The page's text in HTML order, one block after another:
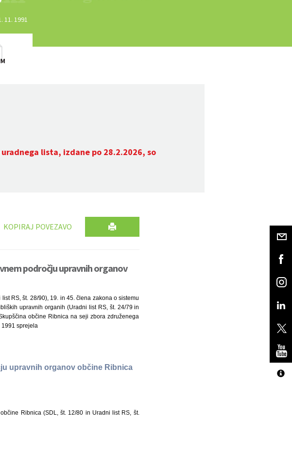
11. 1991
lista, izdane po 28.2.2026, so
KOPIRAJ POVEZAVO
področju upravnih organov
RS, št. 28/90), 19. in 45. člena zakona o sistemu
upravnih organih (Uradni list RS, št. 24/79 in
občine Ribnica na seji zbora združenega
sprejela
upravnih organov občine Ribnica
Ribnica (SDL, št. 12/80 in Uradni list RS, št.